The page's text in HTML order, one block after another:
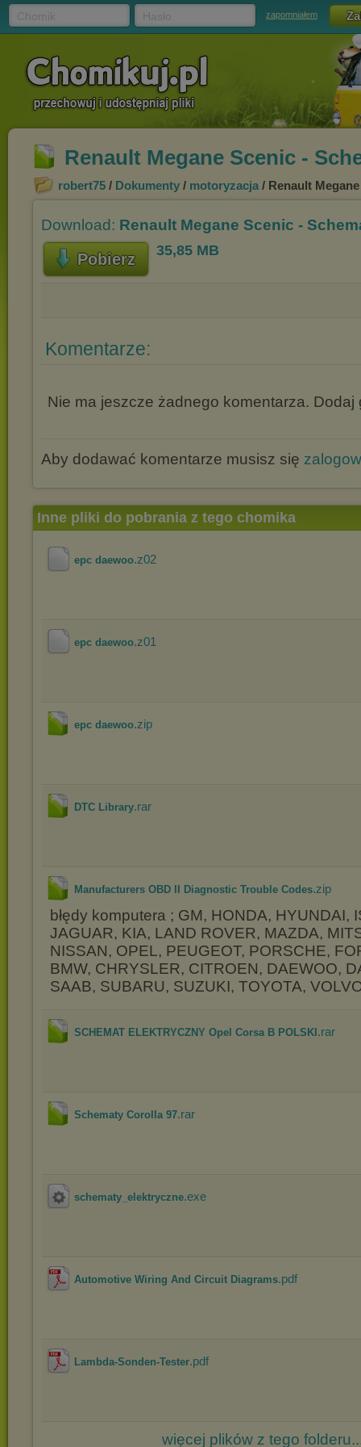
zapomniałem
Renault Megane Scenic -
robert75 / Dokumenty / motoryzacja / Renault
Download: Renault Megane Scenic -
Pobierz 35,85 MB
Komentarze:
Nie ma jeszcze żadnego komentarza. Dodaj
Aby dodawać komentarze musisz się
Inne pliki do pobrania z tego chomika
epc daewoo.z02
epc daewoo.z01
epc daewoo.zip
DTC Library.rar
Manufacturers OBD II Diagnostic Trouble Codes.zip
błędy komputera ; GM, HONDA, HYUNDAI,
JAGUAR, KIA, LAND ROVER, MAZDA,
NISSAN, OPEL, PEUGEOT, PORSCHE,
BMW, CHRYSLER, CITROEN, DAEWOO,
SAAB, SUBARU, SUZUKI, TOYOTA,
SCHEMAT ELEKTRYCZNY Opel Corsa B POLSKI .rar
Schematy Corolla 97.rar
schematy_elektryczne.exe
Automotive Wiring And Circuit Diagrams.pdf
Lambda-Sonden-Tester.pdf
więcej plików z tego